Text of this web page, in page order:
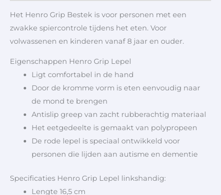
Het Henro Grip Bestek is voor personen met een
zwakke spiercontrole tijdens het eten. Voor
volwassenen en kinderen vanaf 8 jaar en ouder.
Eigenschappen Henro Grip Lepel
Ligt comfortabel in de hand
Door de kromme vorm is eten eenvoudig naar
de mond te brengen
Antislip greep van zacht rubberachtig materiaal
Het eetgedeelte is gemaakt van polypropeen
De rode lepel is speciaal ontwikkeld voor
personen die lijden aan autisme en dementie
Specificaties Henro Grip Lepel linkshandig:
Lengte 16,5 cm